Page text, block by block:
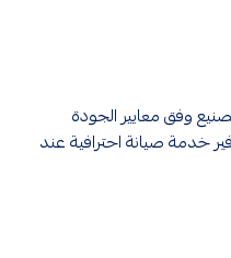
وفق معايير الجودة
خدمة صيانة احترافية عند